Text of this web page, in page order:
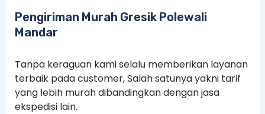
Pengiriman Murah Gresik Polewali
Mandar
Tanpa keraguan kami selalu memberikan layanan
terbaik pada customer, Salah satunya yakni tarif
yang lebih murah dibandingkan dengan jasa
ekspedisi lain.